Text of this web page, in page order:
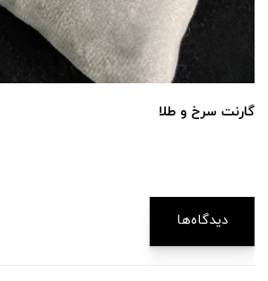
گارنت سرخ و طلا
دیدگاه‌ها